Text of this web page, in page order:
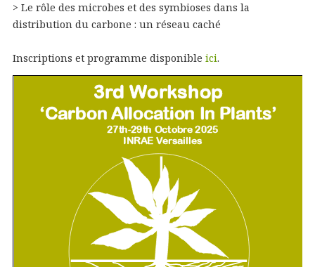
> Le rôle des microbes et des symbioses dans la
distribution du carbone : un réseau caché
Inscriptions et programme disponible ici.